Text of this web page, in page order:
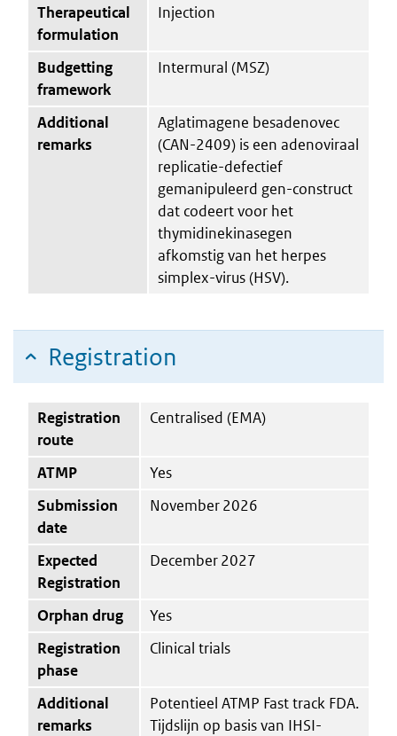
Therapeutical
formulation
Injection
Budgetting
framework
Intermural (MSZ)
Additional
remarks
Aglatimagene besadenovec
(CAN-2409) is een adenoviraal
replicatie-defectief
gemanipuleerd gen-construct
dat codeert voor het
thymidinekinasegen
afkomstig van het herpes
simplex-virus (HSV).
Registration
Registration
route
Centralised (EMA)
ATMP
Yes
Submission
date
November 2026
Expected
Registration
December 2027
Orphan drug
Yes
Registration
phase
Clinical trials
Additional
remarks
Potentieel ATMP Fast track FDA.
Tijdslijn op basis van IHSI-